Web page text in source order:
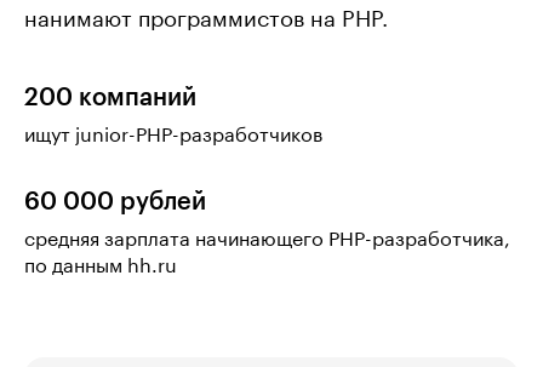
нанимают программистов на PHP.
200 компаний
ищут junior-PHP-разработчиков
60 000 рублей
средняя зарплата начинающего PHP-разработчика,
по данным hh.ru